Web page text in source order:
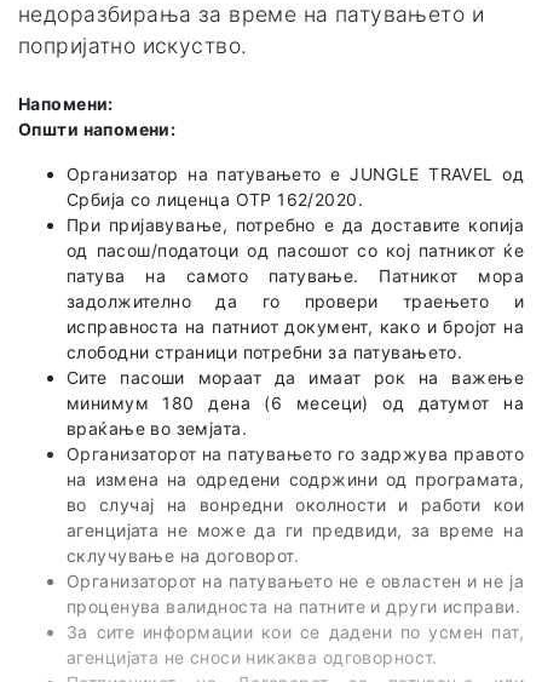
недоразбирања за време на патувањето и
попријатно искуство.
Напомени:
Општи напомени:
Организатор на патувањето е JUNGLE TRAVEL од
Србија со лиценца OTP 162/2020.
При пријавување, потребно е да доставите копија
од пасош/податоци од пасошот со кој патникот ќе
патува на самото патување. Патникот мора
задолжително да го провери траењето и
исправноста на патниот документ, како и бројот на
слободни страници потребни за патувањето.
Сите пасоши мораат да имаат рок на важење
минимум 180 дена (6 месеци) од датумот на
враќање во земјата.
Организаторот на патувањето го задржува правото
на измена на одредени содржини од програмата,
во случај на вонредни околности и работи кои
агенцијата не може да ги предвиди, за време на
склучување на договорот.
Организаторот на патувањето не е овластен и не ја
проценува валидноста на патните и други исправи.
За сите информации кои се дадени по усмен пат,
агенцијата не сноси никаква одговорност.